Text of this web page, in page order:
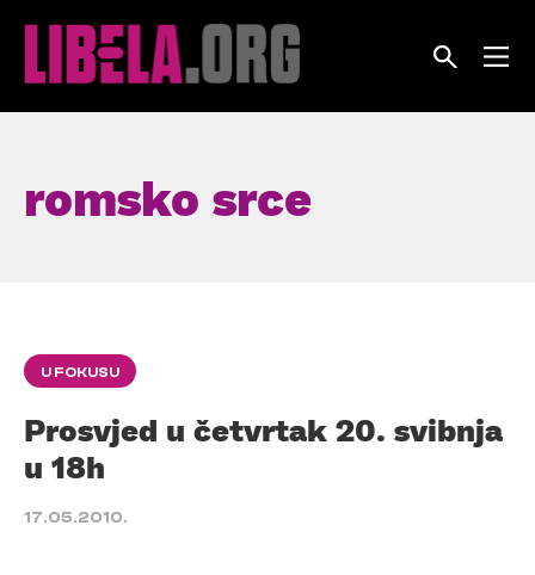
romsko srce
U FOKUSU
Prosvjed u četvrtak 20. svibnja
u 18h
17.05.2010.